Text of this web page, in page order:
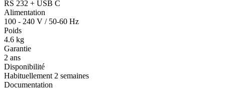
RS 232 + USB C
Alimentation
100 - 240 V / 50-60 Hz
Poids
4.6 kg
Garantie
2 ans
Disponibilité
Habituellement 2 semaines
Documentation